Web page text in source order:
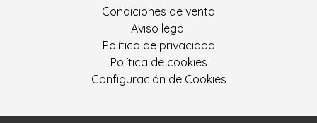
Condiciones de venta
Aviso legal
Política de privacidad
Política de cookies
Configuración de Cookies